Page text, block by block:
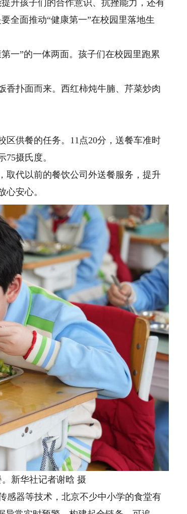
升孩子们的合作意识、抗挫能力，还有
全面推动“健康第一”在校园里落地生
”的一体两面。孩子们在校园里跑累
扑面而来。西红柿炖牛腩、芹菜炒肉
供餐的任务。11点20分，送餐车准时
摄氏度。
代以前的餐饮公司外送餐服务，提升
安心。
新华社记者谢晗 摄
器等技术，北京不少中小学的食堂有